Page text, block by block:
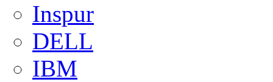
Inspur
DELL
IBM